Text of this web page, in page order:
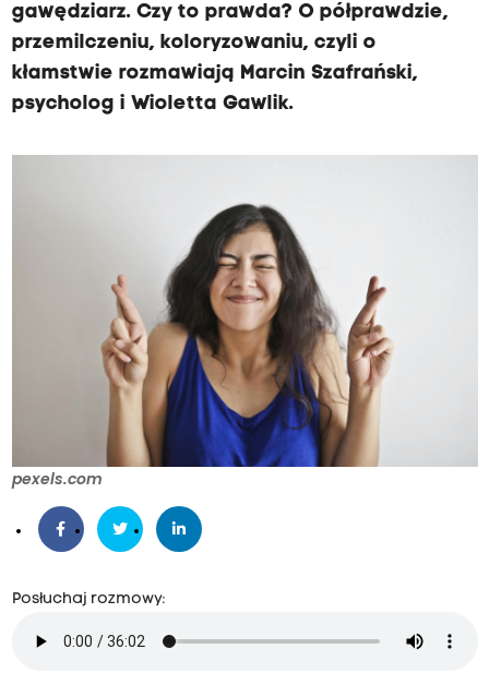
gawędziarz. Czy to prawda? O półprawdzie,
przemilczeniu, koloryzowaniu, czyli o
kłamstwie rozmawiają Marcin Szafrański,
psycholog i Wioletta Gawlik.
pexels.com
Posłuchaj rozmowy: